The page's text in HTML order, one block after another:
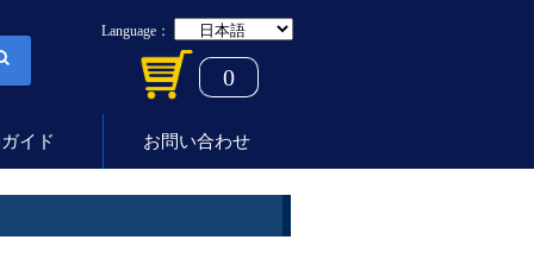
Language：
0
イド お問い合わせ